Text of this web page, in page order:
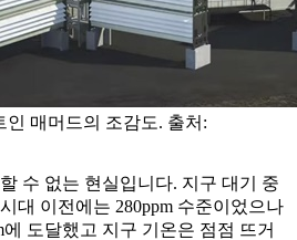
인 매머드의 조감도. 출처:
수 없는 현실입니다. 지구 대기 중
대 이전에는 280ppm 수준이었으나
에 도달했고 지구 기온은 점점 뜨거